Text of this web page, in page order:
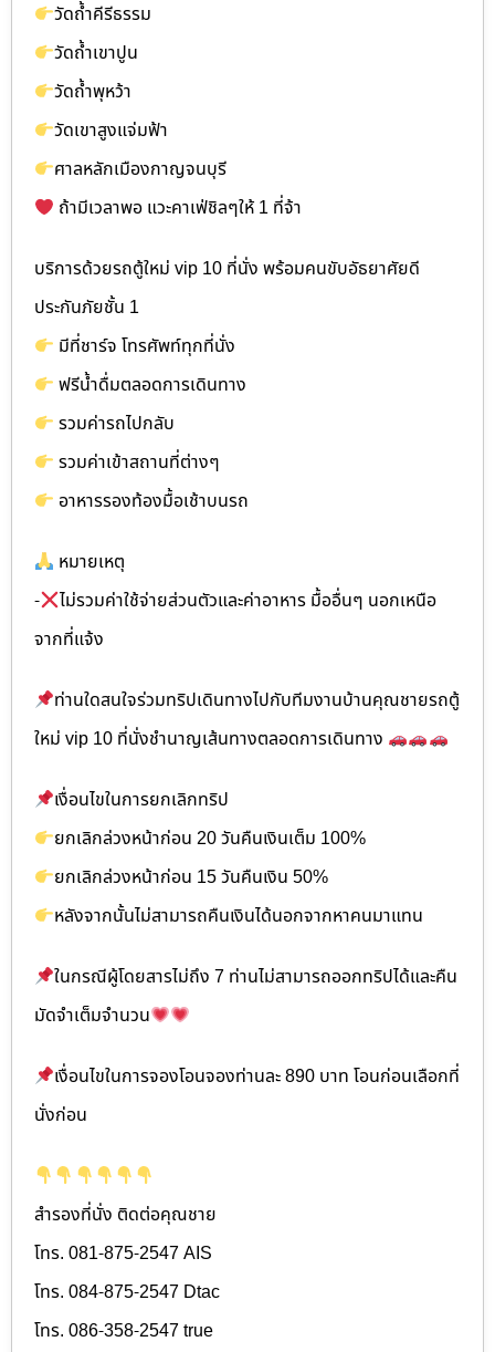
วัดถ้ำคีรีธรรม
วัดถ้ำเขาปูน
วัดถ้ำพุหว้า
วัดเขาสูงแจ่มฟ้า
ศาลหลักเมืองกาญจนบุรี
ถ้ามีเวลาพอ แวะคาเฟ่ชิลๆให้ 1 ที่จ้า
บริการด้วยรถตู้ใหม่ vip 10 ที่นั่ง พร้อมคนขับอัธยาศัยดี
ประกันภัยชั้น 1
มีที่ชาร์จ โทรศัพท์ทุกที่นั่ง
ฟรีน้ำดื่มตลอดการเดินทาง
รวมค่ารถไปกลับ
รวมค่าเข้าสถานที่ต่างๆ
อาหารรองท้องมื้อเช้าบนรถ
หมายเหตุ
-
ไม่รวมค่าใช้จ่ายส่วนตัวและค่าอาหาร มื้ออื่นๆ นอกเหนือ
จากที่แจ้ง
ท่านใดสนใจร่วมทริปเดินทางไปกับทีมงานบ้านคุณชายรถตู้
ใหม่ vip 10 ที่นั่งชำนาญเส้นทางตลอดการเดินทาง
เงื่อนไขในการยกเลิกทริป
ยกเลิกล่วงหน้าก่อน 20 วันคืนเงินเต็ม 100%
ยกเลิกล่วงหน้าก่อน 15 วันคืนเงิน 50%
หลังจากนั้นไม่สามารถคืนเงินได้นอกจากหาคนมาแทน
ในกรณีผู้โดยสารไม่ถึง 7 ท่านไม่สามารถออกทริปได้และคืน
มัดจำเต็มจำนวน
เงื่อนไขในการจองโอนจองท่านละ 890 บาท โอนก่อนเลือกที่
นั่งก่อน
สำรองที่นั่ง ติดต่อคุณชาย
โทร. 081-875-2547 AIS
โทร. 084-875-2547 Dtac
โทร. 086-358-2547 true